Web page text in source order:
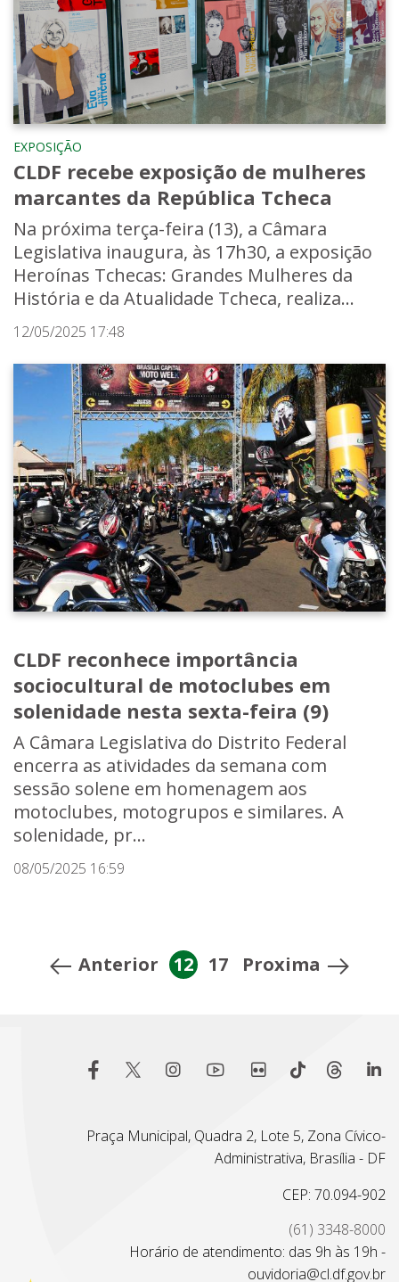
EXPOSIÇÃO
CLDF recebe exposição de mulheres
marcantes da República Tcheca
Na próxima terça-feira (13), a Câmara
Legislativa inaugura, às 17h30, a exposição
Heroínas Tchecas: Grandes Mulheres da
História e da Atualidade Tcheca, realiza...
12/05/2025 17:48
CLDF reconhece importância
sociocultural de motoclubes em
solenidade nesta sexta-feira (9)
A Câmara Legislativa do Distrito Federal
encerra as atividades da semana com
sessão solene em homenagem aos
motoclubes, motogrupos e similares. A
solenidade, pr...
08/05/2025 16:59
Anterior 12 17 Proxima
Praça Municipal, Quadra 2, Lote 5, Zona Cívico-
Administrativa, Brasília - DF
CEP: 70.094-902
(61) 3348-8000
Horário de atendimento: das 9h às 19h -
ouvidoria@cl.df.gov.br